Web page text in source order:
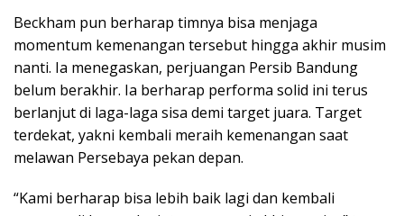
Beckham pun berharap timnya bisa menjaga
momentum kemenangan tersebut hingga akhir musim
nanti. Ia menegaskan, perjuangan Persib Bandung
belum berakhir. Ia berharap performa solid ini terus
berlanjut di laga-laga sisa demi target juara. Target
terdekat, yakni kembali meraih kemenangan saat
melawan Persebaya pekan depan.
“Kami berharap bisa lebih baik lagi dan kembali